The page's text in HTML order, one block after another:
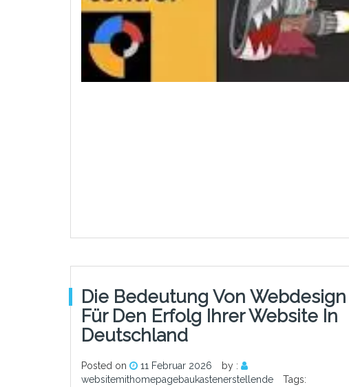
Die Bedeutung Von Webdesign
Für Den Erfolg Ihrer Website In
Deutschland
Posted on 11 Februar 2026
by :
websitemithomepagebaukastenerstellende
Tags: